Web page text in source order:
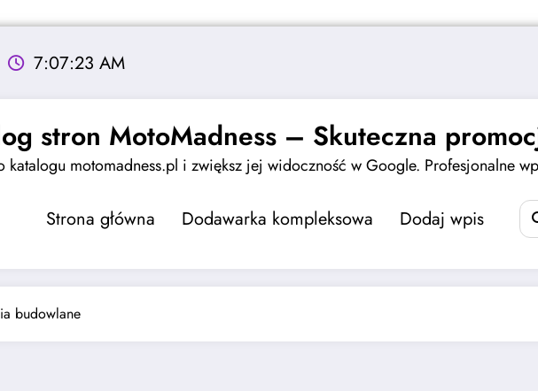
7:07:24 AM
stron MotoMadness – Skuteczna
katalogu motomadness.pl i zwiększ jej widoczność w Google. Profesjonalne
Strona główna Dodawarka kompleksowa Dodaj wpis
budowlane